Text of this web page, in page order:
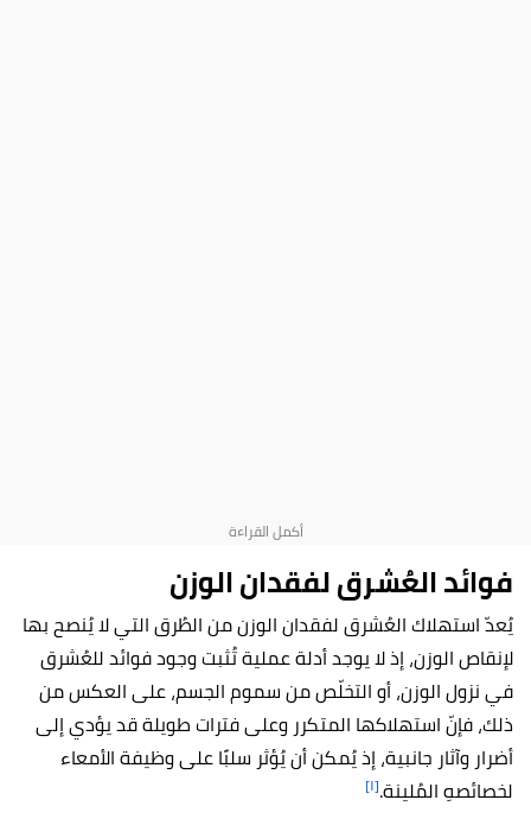
فوائد العُشرق لفقدان الوزن
يُعدّ استهلاك العُشرق لفقدان الوزن من الطُرق التي لا يُنصح بها
لإنقاص الوزن، إذ لا يوجد أدلة عملية تُثبت وجود فوائد للعُشرق
في نزول الوزن، أو التخلّص من سموم الجسم، على العكس من
ذلك، فإنّ استهلاكها المتكرر وعلى فترات طويلة قد يؤدي إلى
أضرار وآثار جانبية، إذ يُمكن أن يُؤثر سلبًا على وظيفة الأمعاء
لخصائصهِ المُلينة.[١]